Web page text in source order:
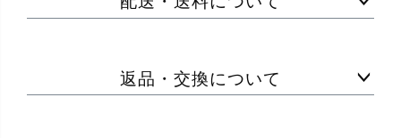
返品・交換について